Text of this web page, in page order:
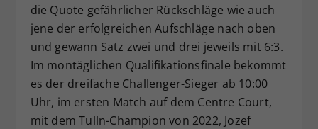
die Quote gefährlicher Rückschläge wie auch
jene der erfolgreichen Aufschläge nach oben
und gewann Satz zwei und drei jeweils mit 6:3.
Im montäglichen Qualifikationsfinale bekommt
es der dreifache Challenger-Sieger ab 10:00
Uhr, im ersten Match auf dem Centre Court,
mit dem Tulln-Champion von 2022, Jozef